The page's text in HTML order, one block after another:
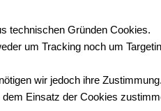
technischen Gründen Cookies.
um Tracking noch um
wir jedoch ihre
Einsatz der Cookies